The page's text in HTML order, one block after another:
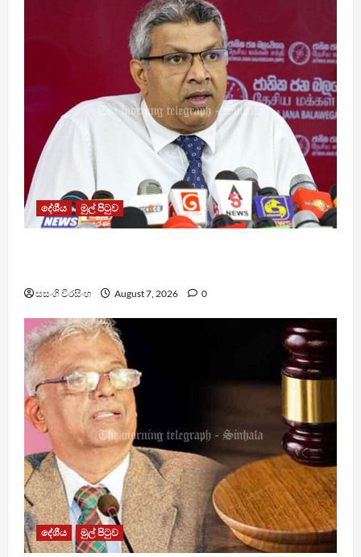
දේශීය මුල් පිටුව
සසංගි වීරසිංහ August 7, 2026 0
දේශීය මුල් පිටුව